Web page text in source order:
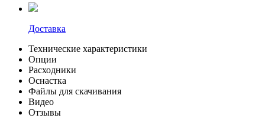
Доставка
Технические характеристики
Опции
Расходники
Оснастка
Файлы для скачивания
Видео
Отзывы